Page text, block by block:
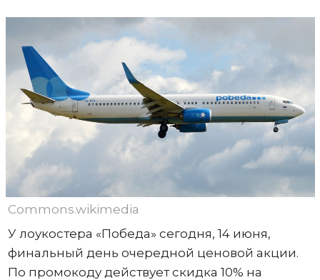
Commons.wikimedia
У лоукостера «Победа» сегодня, 14 июня,
финальный день очередной ценовой акции.
По промокоду действует скидка 10% на